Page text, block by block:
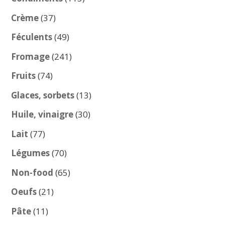
Crème 3737
produits
Féculents 4949
produits
Fromage 241241
Fruits 7474
produits
Glaces, sorbets 1313
produits
Huile, vinaigre 3030
Lait 7777
produits
Légumes 7070
produits
Non-food 6565
Oeufs 2121
Pâte 1111